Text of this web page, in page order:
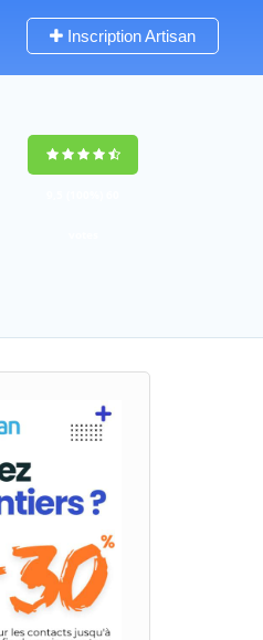
Inscription Artisan